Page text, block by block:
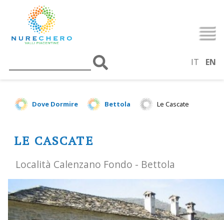
IT EN
Dove Dormire Bettola Le Cascate
LE CASCATE
Località Calenzano Fondo - Bettola